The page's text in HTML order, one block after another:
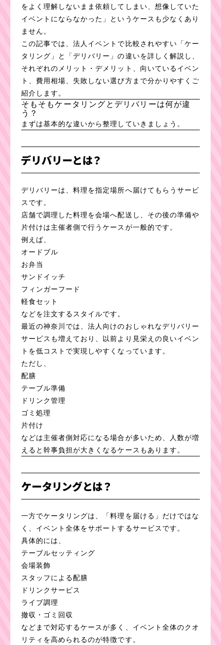
をよく理解しないまま依頼してしまい、想像していた
イベントにならなかった」というケースも少なくあり
ません。
この記事では、法人イベントで比較されやすい「ケー
タリング」と「デリバリー」の違いを詳しく解説し、
それぞれのメリット・デメリット、向いているイベン
ト、費用相場、失敗しない選び方まで分かりやすくご
紹介します。
そもそもケータリングとデリバリーは何が違
う？
まずは基本的な違いから整理していきましょう。
デリバリーとは？
デリバリーは、料理を指定場所へ届けてもらうサービ
スです。
店舗で調理した料理を会場へ配送し、その後の準備や
片付けは主催者側で行うケースが一般的です。
例えば、
オードブル
お弁当
サンドイッチ
フィンガーフード
軽食セット
などを注文するスタイルです。
最近の神奈川では、法人向けのおしゃれなデリバリー
サービスも増えており、以前より見栄えの良いイベン
トを低コストで実現しやすくなっています。
ただし、
配膳
テーブル準備
ドリンク管理
ゴミ処理
片付け
などは主催者側対応になる場合が多いため、人数が増
えると幹事負担が大きくなるケースもあります。
ケータリングとは？
一方でケータリングは、「料理を届ける」だけではな
く、イベント全体をサポートするサービスです。
具体的には、
テーブルセッティング
会場装飾
スタッフによる配膳
ドリンクサービス
ライブ調理
撤収・ゴミ回収
などまで対応するケースが多く、イベント全体のクオ
リティを高められるのが特徴です。